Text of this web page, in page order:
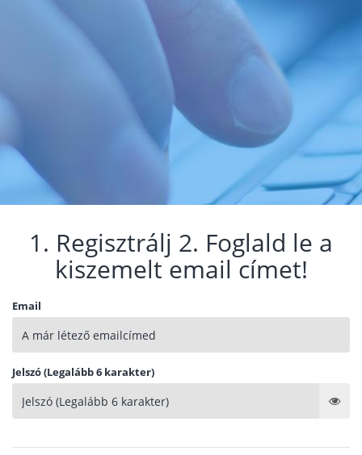
1. Regisztrálj 2. Foglald le a
kiszemelt email címet!
Email
Jelszó (Legalább 6 karakter)